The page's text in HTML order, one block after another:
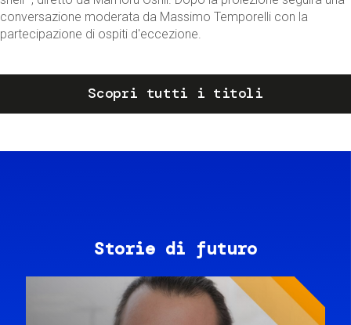
conversazione moderata da Massimo Temporelli con la
partecipazione di ospiti d'eccezione.
Scopri tutti i titoli
Storie di futuro